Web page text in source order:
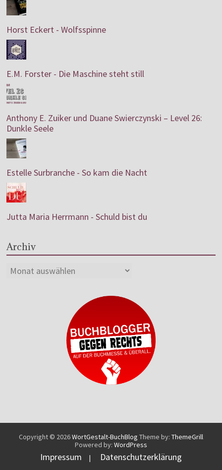
Horst Eckert - Wolfsspinne
E.M. Forster - Die Maschine steht still
Anthony E. Zuiker und Duane Swierczynski – Level 26:
Dunkle Seele
Estelle Surbranche - So kam die Nacht
Jutta Maria Herrmann - Schuld bist du
Archiv
Copyright © 2026WortGestalt-BuchBlog Theme by: ThemeGrill
Powered by: WordPress
Impressum | Datenschutzerklärung